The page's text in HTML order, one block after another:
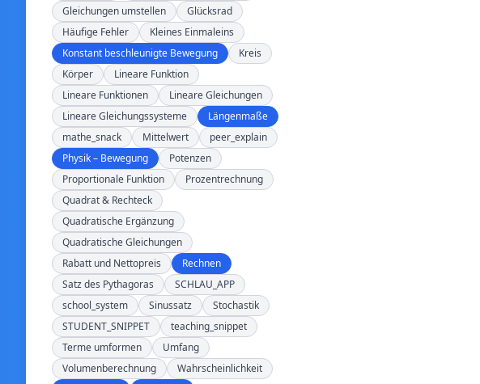
Gleichungen umstellen
Glücksrad
Häufige Fehler
Kleines Einmaleins
Konstant beschleunigte Bewegung
Kreis
Körper
Lineare Funktion
Lineare Funktionen
Lineare Gleichungen
Lineare Gleichungssysteme
Längenmaße
mathe_snack
Mittelwert
peer_explain
Physik – Bewegung
Potenzen
Proportionale Funktion
Prozentrechnung
Quadrat & Rechteck
Quadratische Ergänzung
Quadratische Gleichungen
Rabatt und Nettopreis
Rechnen
Satz des Pythagoras
SCHLAU_APP
school_system
Sinussatz
Stochastik
STUDENT_SNIPPET
teaching_snippet
Terme umformen
Umfang
Volumenberechnung
Wahrscheinlichkeit